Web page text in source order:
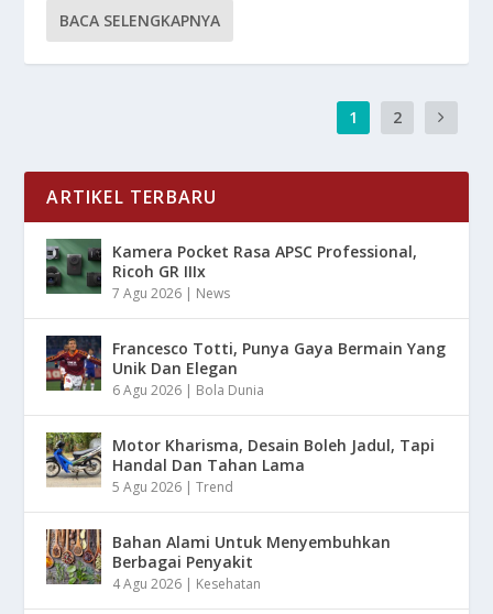
BACA SELENGKAPNYA
1 2
ARTIKEL TERBARU
Kamera Pocket Rasa APSC Professional,
Ricoh GR IIIx
7 Agu 2026 | News
Francesco Totti, Punya Gaya Bermain Yang
Unik Dan Elegan
6 Agu 2026 | Bola Dunia
Motor Kharisma, Desain Boleh Jadul, Tapi
Handal Dan Tahan Lama
5 Agu 2026 |Trend
Bahan Alami Untuk Menyembuhkan
Berbagai Penyakit
4 Agu 2026 | Kesehatan